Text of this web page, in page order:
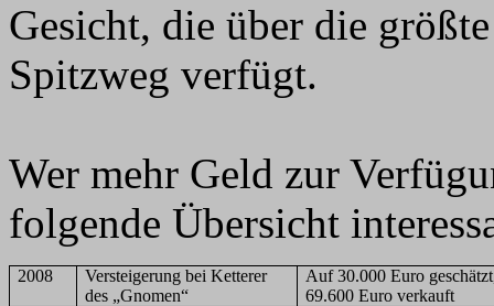
Gesicht, die über die
Spitzweg verfügt.
Wer mehr Geld zur
folgende Übersicht
2008
Versteigerung bei Ketterer
des „Gnomen“
Auf 30.000 Euro
69.600 Euro verkauft